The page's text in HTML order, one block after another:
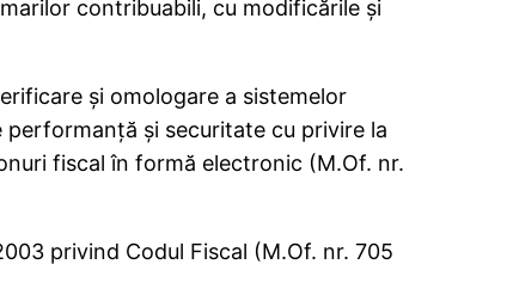
contribuabili, cu modificările şi
şi omologare a sistemelor
şi securitate cu privire la
fiscal în formă electronic (M.Of. nr.
privind Codul Fiscal (M.Of. nr. 705